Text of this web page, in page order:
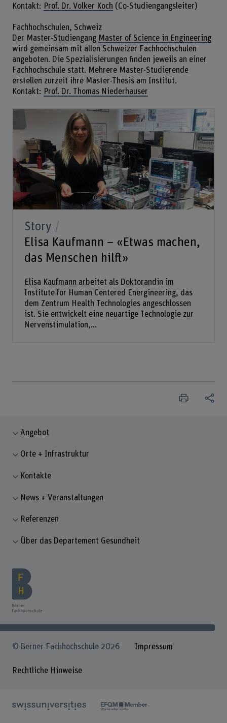
Kontakt: Prof. Dr. Volker Koch (Co-Studiengangsleiter)
Fachhochschulen, Schweiz
Der Master-Studiengang Master of Science in Engineering
wird gemeinsam mit allen Schweizer Fachhochschulen
angeboten. Die Spezialisierungen finden jeweils an einer
Fachhochschule statt. Mehrere Master-Studierende
erstellen zurzeit ihre Master-Thesis am Institut.
Kontakt: Prof. Dr. Thomas Niederhauser
Story
Elisa Kaufmann – «Etwas machen,
das Menschen hilft»
Elisa Kaufmann arbeitet als Doktorandin im
Institute for Human Centered Energineering, das
dem Zentrum Health Technologies angeschlossen
ist. Sie entwickelt eine neuartige Technologie zur
Nervenstimulation,...
Angebot
Orte + Infrastruktur
Kontakte
News + Veranstaltungen
Referenzen
Über das Departement Gesundheit
© Berner Fachhochschule 2026 Impressum
Rechtliche Hinweise